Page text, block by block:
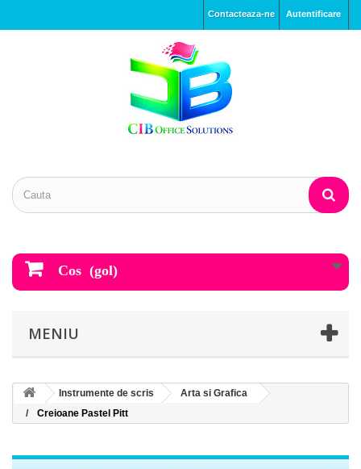
Autentificare
Contacteaza-ne
Cos (gol)
MENIU
Instrumente de scris
Arta si Grafica
Creioane Pastel Pitt